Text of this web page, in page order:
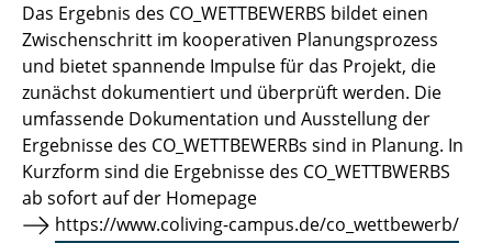
Das Ergebnis des CO_WETTBEWERBS bildet einen
Zwischenschritt im kooperativen Planungsprozess
und bietet spannende Impulse für das Projekt, die
zunächst dokumentiert und überprüft werden. Die
umfassende Dokumentation und Ausstellung der
Ergebnisse des CO_WETTBEWERBs sind in Planung. In
Kurzform sind die Ergebnisse des CO_WETTBWERBS
ab sofort auf der Homepage
https://www.coliving-campus.de/co_wettbewerb/